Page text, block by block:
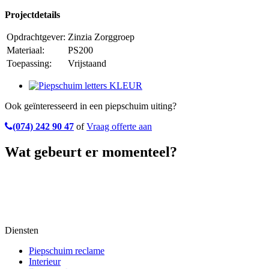
Projectdetails
Opdrachtgever: Zinzia Zorggroep
Materiaal:
PS200
Toepassing:
Vrijstaand
Ook geïnteresseerd in een piepschuim uiting?
(074) 242 90 47 of Vraag offerte aan
Wat gebeurt er momenteel?
Diensten
Piepschuim reclame
Interieur